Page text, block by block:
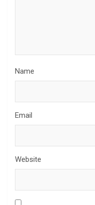
Name
Email
Website